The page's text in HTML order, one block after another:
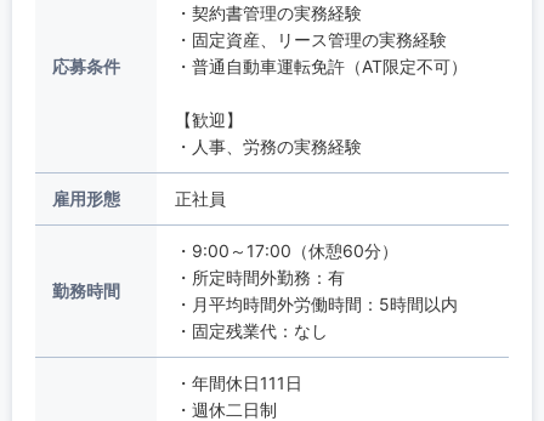
応募条件
・契約書管理の実務経験
・固定資産、リース管理の実務経験
・普通自動車運転免許（AT限定不可）
【歓迎】
・人事、労務の実務経験
雇用形態 正社員
勤務時間
・9:00～17:00（休憩60分）
・所定時間外勤務：有
・月平均時間外労働時間：5時間以内
・固定残業代：なし
・年間休日111日
・週休二日制